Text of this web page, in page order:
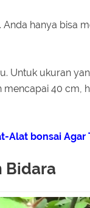
hanya bisa
Untuk ukuran
40 cm,
Alat bonsai Agar
Bidara